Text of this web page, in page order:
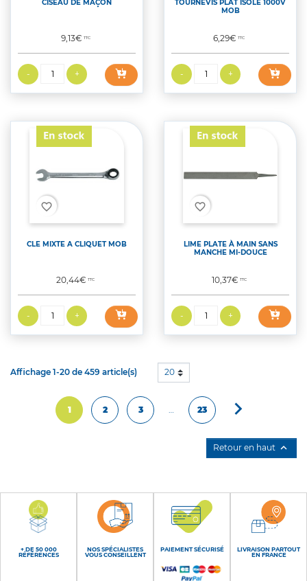
CISEAU DE MAÇON
Prix
9,13€TTC
TOURNEVIS PLAT ISOLE 1000V
MOB
Prix
6,29€TTC
favorite_border
CLE MIXTE A CLIQUET MOB
Prix
20,44€TTC
favorite_border
LIME PLATE À MAIN SANS
MANCHE MI-DOUCE
Prix
10,37€TTC
Affichage 1-20 de 459 article(s) 20
1 2 3 23 Suivant

Retour en haut 
+ DE 50 000
RÉFÉRENCES
NOS SPÉCIALISTES
VOUS CONSEILLENT
PAIEMENT SÉCURISÉ
LIVRAISON PARTOUT
EN FRANCE